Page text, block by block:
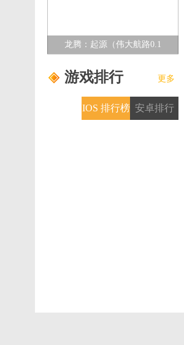
龙腾：起源（伟大航路0.1
游戏排行 更多
IOS 排行榜 安卓排行